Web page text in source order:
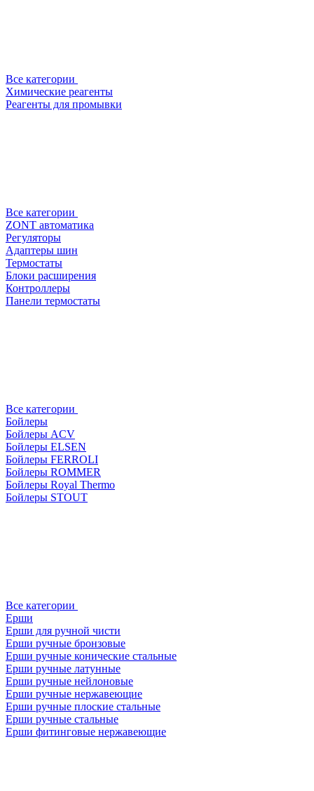
Все категории
Химические реагенты
Реагенты для промывки
Все категории
ZONT автоматика
Регуляторы
Адаптеры шин
Термостаты
Блоки расширения
Контроллеры
Панели термостаты
Все категории
Бойлеры
Бойлеры ACV
Бойлеры ELSEN
Бойлеры FERROLI
Бойлеры ROMMER
Бойлеры Royal Thermo
Бойлеры STOUT
Все категории
Ерши
Ерши для ручной чисти
Ерши ручные бронзовые
Ерши ручные конические стальные
Ерши ручные латунные
Ерши ручные нейлоновые
Ерши ручные нержавеющие
Ерши ручные плоские стальные
Ерши ручные стальные
Ерши фитинговые нержавеющие